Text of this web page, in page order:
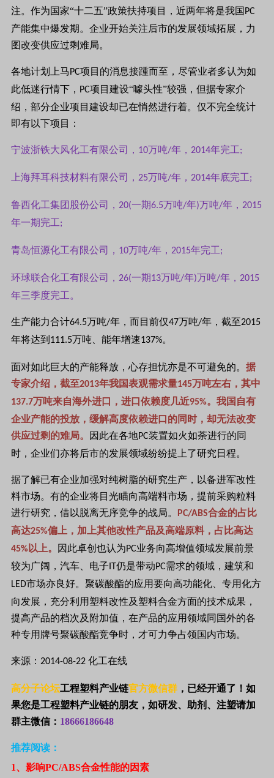
注。作为国家“十二五”政策扶持项目，近两年将是我国 PC
产能集中爆发期。企业开始关注后市的发展领域拓展，力
图改变供应过剩难局。
各地计划上马 PC项目的消息接踵而至，尽管业者多认为如
此低迷行情下， PC项目建设“噱头性”较强，但据专家介
绍，部分企业项目建设却已在悄然进行着。仅不完全统计
即有以下项目：
宁波浙铁大风化工有限公司， 10万吨/年， 2014年完工;
上海拜耳科技材料有限公司， 25万吨/年， 2014年底完工;
鲁西化工集团股份公司， 20(一期6.5万吨/年)万吨/年， 2015
年一期完工;
青岛恒源化工有限公司， 10万吨/年， 2015年完工;
环球联合化工有限公司， 26(一期13万吨/年)万吨/年， 2015
年三季度完工。
生产能力合计64.5万吨/年，而目前仅47万吨/年，截至2015
年将达到 111.5万吨、能年增速137%。
面对如此巨大的产能释放，心存担忧亦是不可避免的。 据
专家介绍，截至2013年我国表观需求量145万吨左右，其中
137.7万吨来自海外进口，进口依赖度几近95%。我国自有
企业产能的投放，缓解高度依赖进口的同时，却无法改变
供应过剩的难局。
因此在各地PC装置如火如荼进行的同
时，企业们亦将后市的发展领域纷纷提上了研究日程。
据了解已有企业加强对纯树脂的研究生产，以备进军改性
料市场。有的企业将目光瞄向高端料市场，提前采购粒料
进行研究，借以脱离无序竞争的战局。
PC/ABS合金的占比
高达25%偏上，加上其他改性产品及高端原料，占比高达
45%以上。 因此卓创也认为PC业务向高增值领域发展前景
较为广阔，汽车、电子
仍是带动PC需求的领域，建筑和
LED市场亦良好。聚碳酸酯的应用要向高功能化、专用化方
向发展，充分利用塑料改性及塑料合金方面的技术成果，
提高产品的档次及附加值，在产品的应用领域同国外的各
种专用牌号聚碳酸酯竞争时，才可力争占领国内市场。
来源： 2014-08-22 化工在线
高分子论坛工程塑料产业链官方微信群 ，已经开通了！如
果您是工程塑料产业链的朋友，如研发、助剂、注塑请加
群主微信： 18666186648
推荐阅读：
1、影响PC/ABS合金性能的因素